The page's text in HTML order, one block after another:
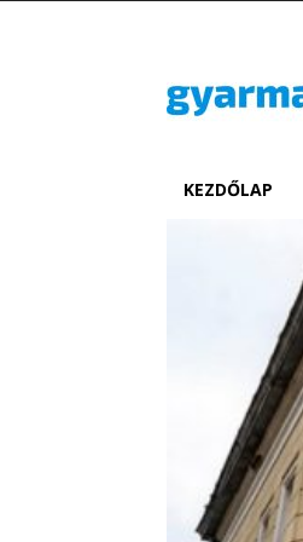
KEZDŐLAP